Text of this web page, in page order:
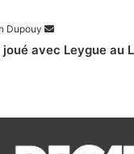
Dupouy
avec Leygue au